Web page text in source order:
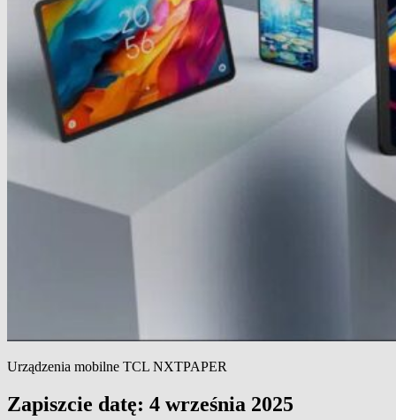
Urządzenia mobilne TCL NXTPAPER
Zapiszcie datę: 4 września 2025